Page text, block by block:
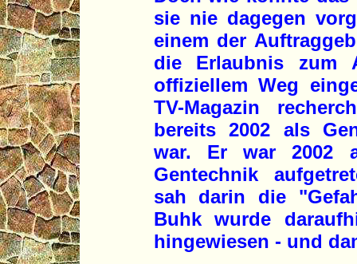
sie nie dagegen
einem der
die Erlaubnis zum
offiziellem Weg
TV-Magazin
bereits 2002 als
war. Er war 2002
Gentechnik
sah darin die
Buhk wurde
hingewiesen - und